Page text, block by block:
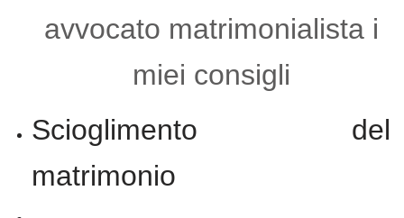
avvocato matrimonialista i
miei consigli
Scioglimento del
matrimonio